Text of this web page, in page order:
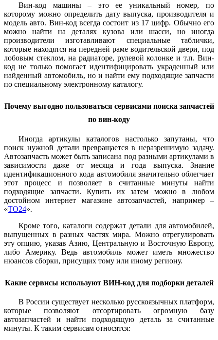
Вин-код машины – это ее уникальный номер, по
которому можно определить дату выпуска, производителя и
модель авто. Вин-код всегда состоит из 17 цифр. Обычно его
можно найти на деталях кузова или шасси, но иногда
производители изготавливают специальные таблички,
которые находятся на передней раме водительской двери, под
лобовым стеклом, на радиаторе, рулевой колонке и т.п. Вин-
код не только помогает идентифицировать украденный или
найденный автомобиль, но и найти ему подходящие запчасти
по специальному электронному каталогу.
Почему выгодно пользоваться сервисами поиска запчастей
по вин-коду
Иногда артикулы каталогов настолько запутаны, что
поиск нужной детали превращается в неразрешимую задачу.
Автозапчасть может быть записана под разными артикулами в
зависимости даже от месяца и года выпуска. Знание
идентификационного кода автомобиля значительно облегчает
этот процесс и позволяет в считанные минуты найти
подходящие запчасти. Купить их затем можно в любом
достойном интернет магазине автозапчастей, например –
«ТО24».
Кроме того, каталоги содержат детали для автомобилей,
выпущенных в разных частях мира. Можно отрегулировать
эту опцию, указав Азию, Центральную и Восточную Европу,
либо Америку. Ведь автомобиль может иметь множество
нюансов сборки, присущих тому или иному региону.
Какие сервисы используют ВИН-код для подборки деталей
В России существует несколько русскоязычных платформ,
которые позволяют отсортировать огромную базу
автозапчастей и найти подходящую деталь за считанные
минуты. К таким сервисам относятся: